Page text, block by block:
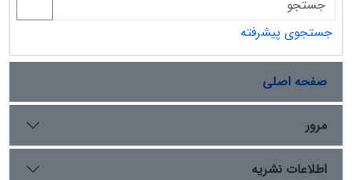
جستجوی پیشرفته
صفحه اصلی
مرور
اطلاعات نشریه